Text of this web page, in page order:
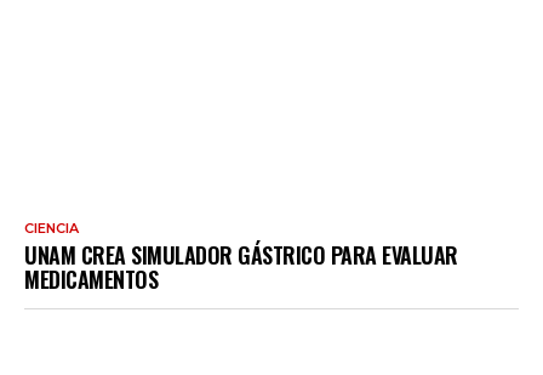
CIENCIA
UNAM CREA SIMULADOR GÁSTRICO PARA EVALUAR
MEDICAMENTOS